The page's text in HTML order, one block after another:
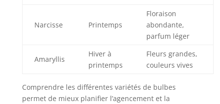
Narcisse Printemps
Floraison
abondante,
parfum léger
Amaryllis
Hiver à
printemps
Fleurs grandes,
couleurs vives
Comprendre les différentes variétés de bulbes
permet de mieux planifier l’agencement et la